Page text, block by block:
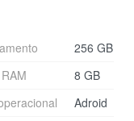
256 GB
8 GB
Adroid